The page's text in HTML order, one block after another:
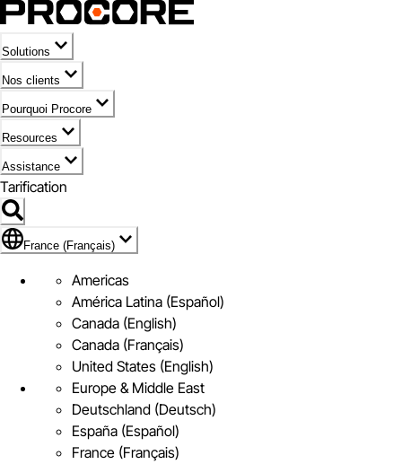
Solutions
Nos clients
Pourquoi Procore
Resources
Assistance
Tarification
Pavillon de France (Français)
France (Français)
Americas
América Latina (Español)
Canada (English)
Canada (Français)
United States (English)
Europe & Middle East
Deutschland (Deutsch)
España (Español)
France (Français)